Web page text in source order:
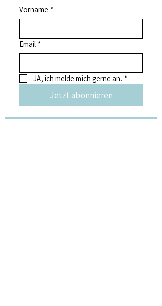
Vorname *
Email *
JA, ich melde mich gerne an. *
Jetzt abonnieren